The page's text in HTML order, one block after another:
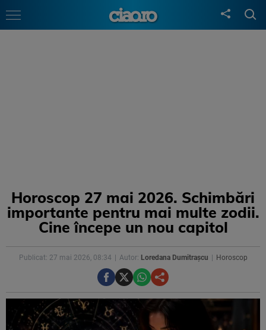
Horoscop 27 mai 2026. Schimbări
importante pentru mai multe zodii.
Cine începe un nou capitol
Publicat: 27 mai 2026, 08:34 Autor: Loredana Dumitrașcu Horoscop